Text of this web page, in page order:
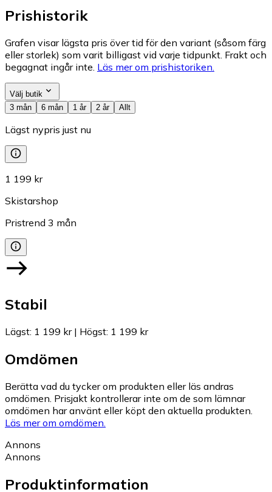
Prishistorik
Grafen visar lägsta pris över tid för den variant (såsom färg
eller storlek) som varit billigast vid varje tidpunkt. Frakt och
begagnat ingår inte. Läs mer om prishistoriken.
Välj butik
3 mån
6 mån 1 år 2 år Allt
Lägst nypris just nu
1 199 kr
Skistarshop
Pristrend 3 mån
Stabil
Lägst: 1 199 kr| Högst: 1 199 kr
Omdömen
Berätta vad du tycker om produkten eller läs andras
omdömen. Prisjakt kontrollerar inte om de som lämnar
omdömen har använt eller köpt den aktuella produkten.
Läs mer om omdömen.
Annons
Annons
Produktinformation